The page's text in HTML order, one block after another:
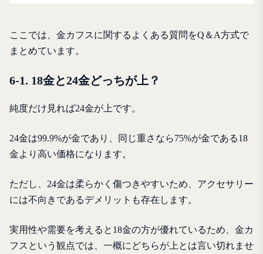
ここでは、金カフスに関するよくある質問をQ＆A方式で
まとめています。
6-1. 18金と24金どっちが上？
純度だけ見れば24金が上です。
24金は99.9%が金であり、同じ重さなら75%が金である18
金より高い価格になります。
ただし、24金は柔らかく傷つきやすいため、アクセサリー
には不向きであるデメリットも存在します。
実用性や需要を考えると18金の方が優れているため、金カ
フスという観点では、一概にどちらが上とは言い切れませ